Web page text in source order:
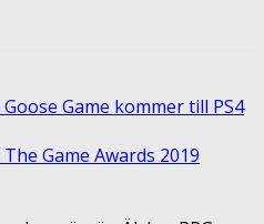
Game kommer till PS4
Game Awards 2019